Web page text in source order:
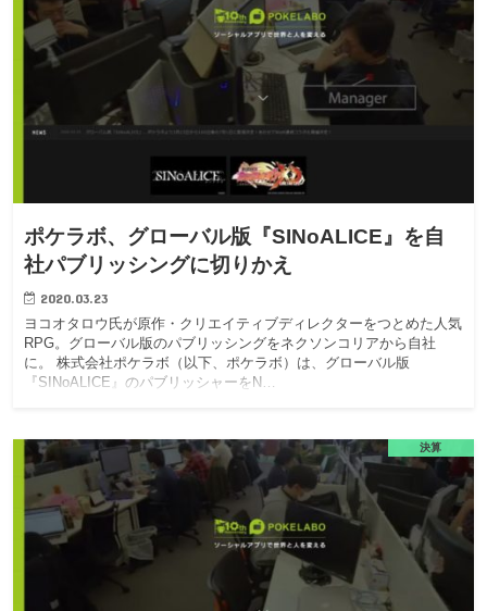
ポケラボ、グローバル版『SINoALICE』を自
社パブリッシングに切りかえ
2020.03.23
ヨコオタロウ氏が原作・クリエイティブディレクターをつとめた人気
RPG。グローバル版のパブリッシングをネクソンコリアから自社
に。 株式会社ポケラボ（以下、ポケラボ）は、グローバル版
『SINoALICE』のパブリッシャーをN…
決算